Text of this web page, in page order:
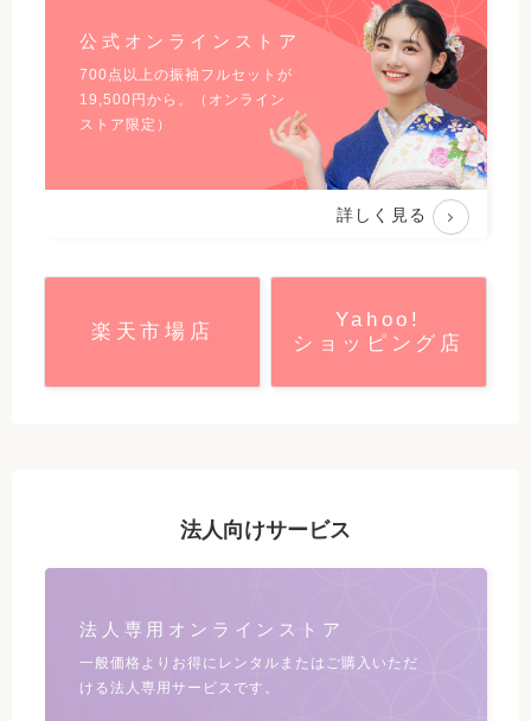
公式オンラインストア
700点以上の振袖フルセットが
19,500 円から。（オンライン
ストア限定）
詳しく見る
楽天市場店
Yahoo!
ショッピング店
法人向けサービス
法人専用オンラインストア
一般価格よりお得にレンタルまたは ご購入いただ
ける法人専用サービスです。